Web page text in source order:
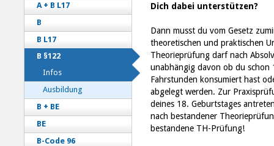
A + B L17
B
B L17
B §122
Infos
Ausbildung
B + BE
BE
B-Code 96
Dich dabei unterstützen?
Dann musst du vom Gesetz
theoretischen und praktischen
Theorieprüfung darf nach
unabhängig davon ob du schon
Fahrstunden konsumiert hast
abgelegt werden. Zur
deines 18. Geburtstages
nach bestandener
bestandene TH-Prüfung!